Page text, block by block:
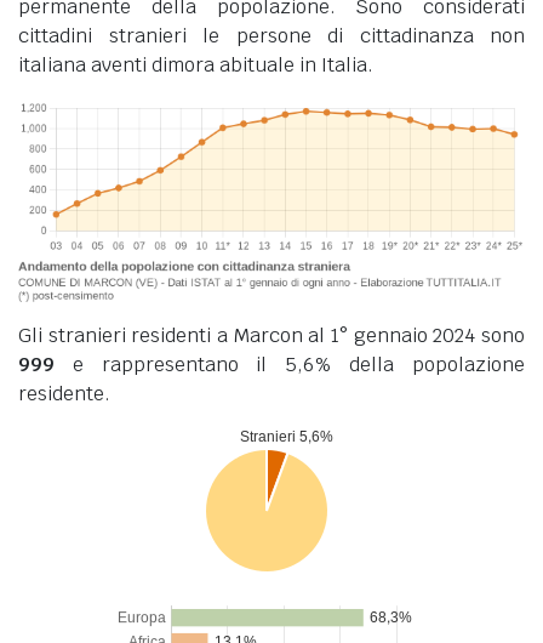
permanente della popolazione. Sono considerati
cittadini stranieri le persone di cittadinanza non
italiana aventi dimora abituale in Italia.
Gli stranieri residenti a Marcon al 1° gennaio 2024 sono
999 e rappresentano il 5,6% della popolazione
residente.